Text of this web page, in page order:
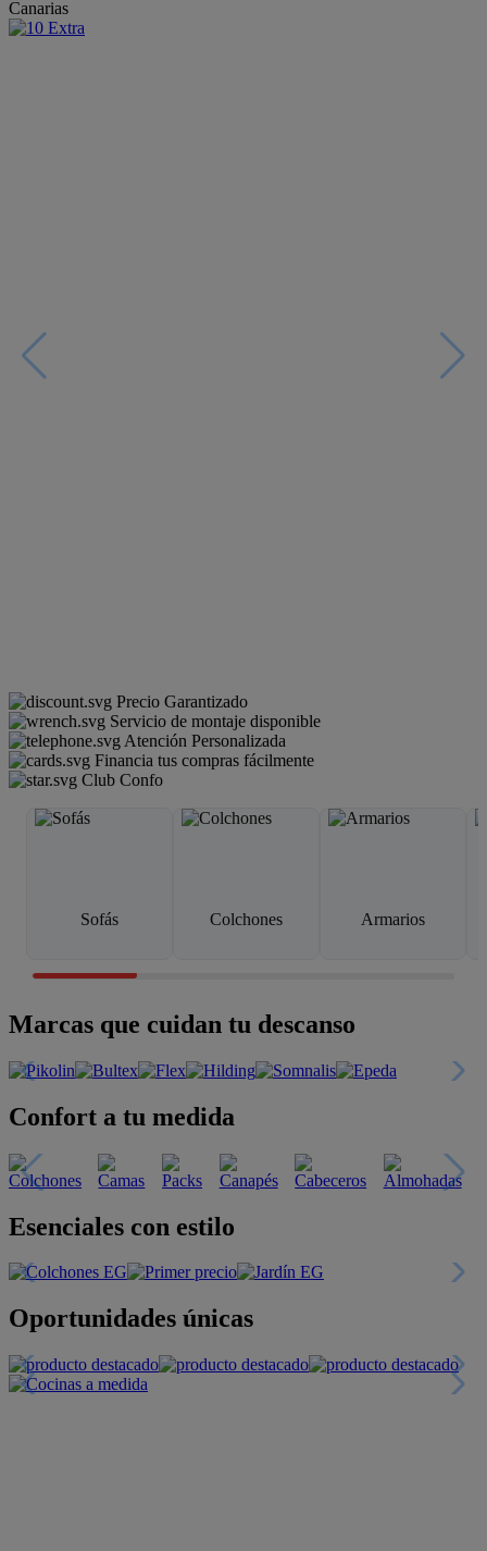
Canarias
Precio Garantizado
Servicio de montaje disponible
Atención Personalizada
Financia tus compras fácilmente
Club Confo
Sofás Colchones Armarios
Marcas que cuidan tu descanso
Confort a tu medida
Esenciales con estilo
Oportunidades únicas